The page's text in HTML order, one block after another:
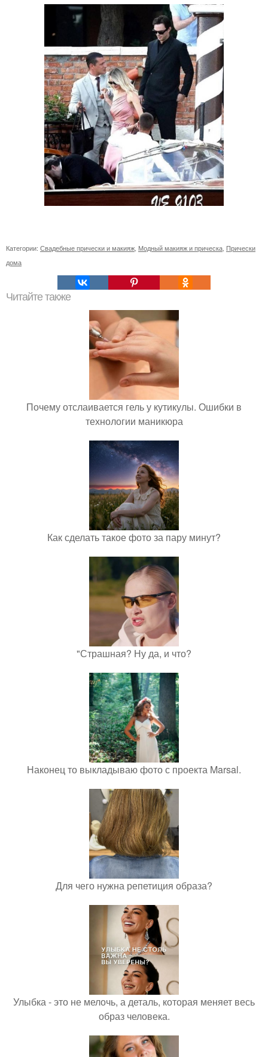
Категории: Свадебные прически и макияж Модный макияж и прическа Прически
дома
Читайте также
Почему отслаивается гель у кутикулы. Ошибки в
технологии маникюра
Как сделать такое фото за пару минут?
"Страшная? Ну да, и что?
Наконец то выкладываю фото с проекта Marsal.
Для чего нужна репетиция образа?
Улыбка - это не мелочь, а деталь, которая меняет весь
образ человека.